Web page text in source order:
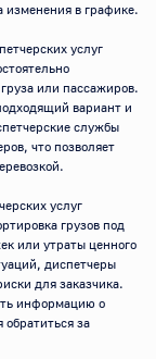
изменения в графике.
услуг
или пассажиров.
вариант и
службы
что позволяет
услуг
грузов под
или утраты ценного
диспетчеры
для заказчика.
информацию о
за